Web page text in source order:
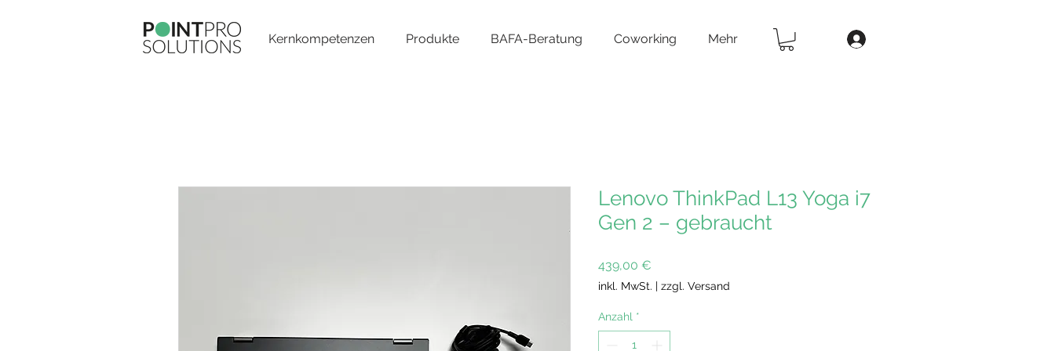
Kernkompetenzen Produkte BAFA-Beratung Coworking Mehr
Lenovo ThinkPad L13 Yoga i7
Gen 2 – gebraucht
439,00 €
inkl. MwSt. | zzgl. Versand
Anzahl *